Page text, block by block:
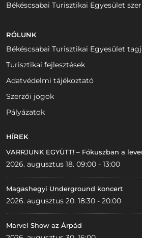
Békéscsabai Turisztikai Egyesület
RÓLUNK
Békéscsabai Turisztikai Egyesület
Turisztikai fejlesztések
Adatvédelmi tájékoztató
Szerzői jogok
Pályázatok
HÍREK
VARRJUNK EGYÜTT! – Fókuszban a
2026. augusztus 18. 09:00 - 13:00
Magashegyi Underground koncert
2026. augusztus 20. 18:30 - 20:00
Marvel Show az Árpád